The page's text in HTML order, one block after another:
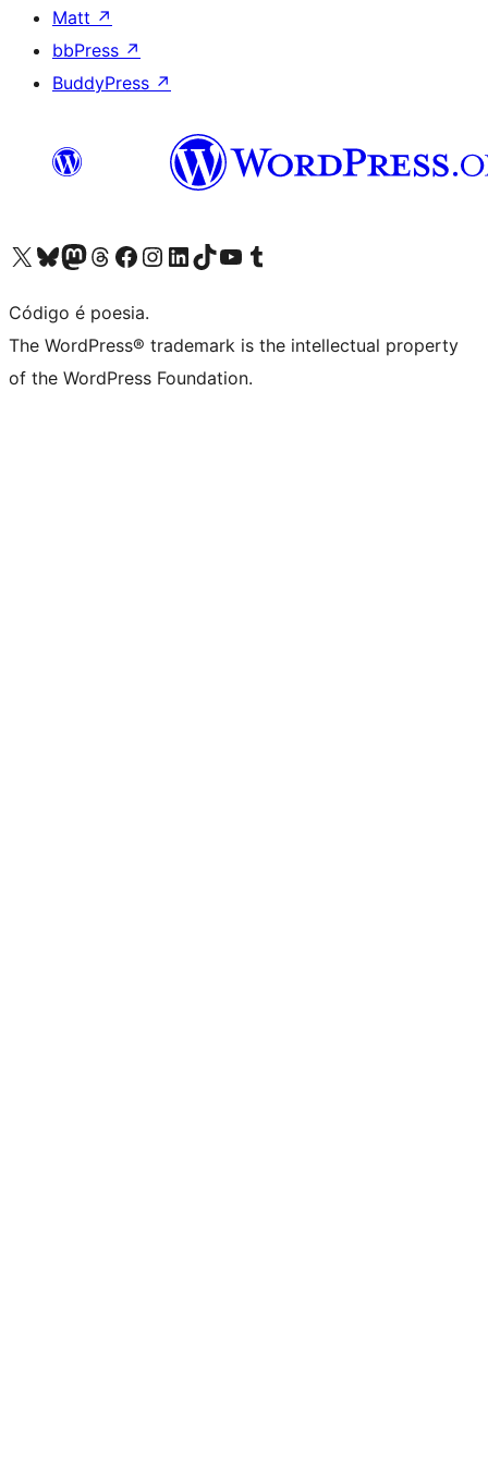
Matt ↗
bbPress ↗
BuddyPress ↗
Visite a nossa conta X (antigo Twitter)
Visit our Bluesky account
Visit our Mastodon account
Visit our Threads account
Visite a nossa página do Facebook
Visite a nossa conta no Instagram
Visite a nossa conta no LinkedIn
Visit our TikTok account
Visit our YouTube channel
Visit our Tumblr account
Código é poesia.
The WordPress® trademark is the intellectual property
of the WordPress Foundation.